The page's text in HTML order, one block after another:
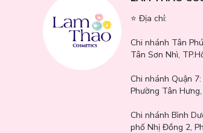
Thành phần chi tiết:
Water, Glycerin, Paraffinum Liquidum,
Palmitate, Phenoxyethanol, Sorbitan
Disodium EDTA, Ethylhexylglycerin,
Glutathione, Ascorbyl Glucoside,
Citrus Unshiu Fruit Oil, Vitis Vinifera
Hyaluronic Acid, Citric Acid, Sodium
Sophora Flavescens Root Extract,
Hydroxypropyltrimonium Hyaluronate,
⭐️ Địa chỉ:
Chi nhánh Tân
Tân Sơn Nhì,
Chi nhánh Quận 7:
Phường Tân
Chi nhánh Bình
phố Nhị Đồng 2,